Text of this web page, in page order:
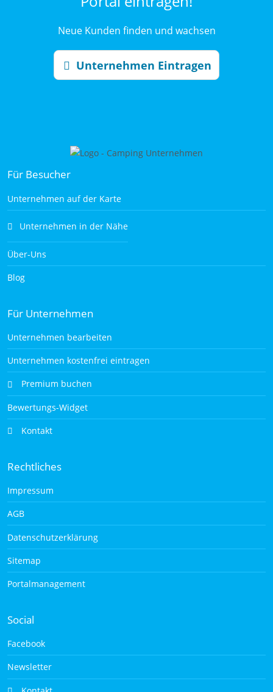
Neue Kunden finden und wachsen
Unternehmen Eintragen
Für Besucher
Unternehmen auf der Karte
Unternehmen in der Nähe
Über-Uns
Blog
Für Unternehmen
Unternehmen bearbeiten
Unternehmen kostenfrei eintragen
Premium buchen
Bewertungs-Widget
Kontakt
Rechtliches
Impressum
AGB
Datenschutzerklärung
Sitemap
Portalmanagement
Social
Facebook
Newsletter